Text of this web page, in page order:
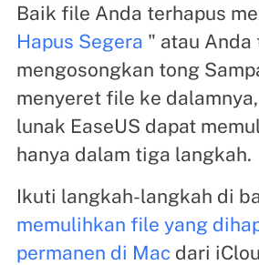
Baik file Anda terhapus
Hapus Segera " atau Anda
mengosongkan tong
menyeret file ke
lunak EaseUS dapat
hanya dalam tiga langkah.
Ikuti langkah-langkah di
memulihkan file yang
permanen di Macdari